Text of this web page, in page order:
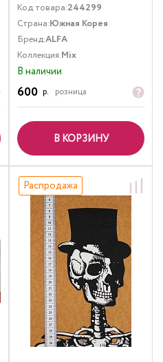
Код товара:244299
Страна:Южная Корея
Бренд:ALFA
Коллекция:Mix
В наличии
600 р. розница
В КОРЗИНУ
Распродажа